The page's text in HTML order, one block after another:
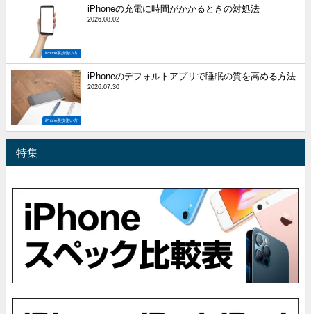
iPhone裏技使い方
iPhoneの充電に時間がかかるときの対処法
2026.08.02
iPhone裏技使い方
iPhoneのデフォルトアプリで睡眠の質を高める方法
2026.07.30
特集